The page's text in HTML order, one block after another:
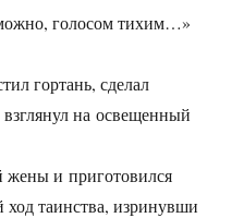
голосом тихим…»
гортань, сделал
взглянул на освещенный
жены и приготовился
ход таинства, изринувши